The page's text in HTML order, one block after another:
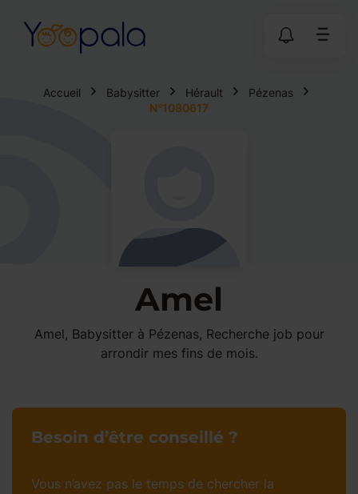
Accueil Babysitter Hérault
Pézenas
N°1080617
Amel
Amel, Babysitter à Pézenas, Recherche job pour
arrondir mes fins de mois.
Besoin d’être conseillé ?
Vous n’avez pas le temps de chercher la